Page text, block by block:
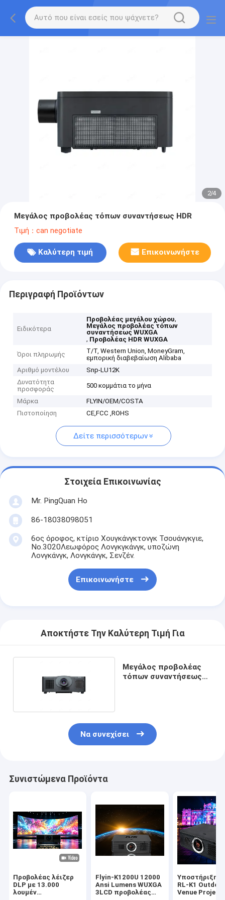
2/4
Μεγάλος προβολέας τόπων συναντήσεως HDR
Τιμή：can negotiate
Καλύτερη τιμή Επικοινωνήστε
Περιγραφή Προϊόντων
Ειδικότερα
Προβολέας μεγάλου χώρου,
Μεγάλος προβολέας τόπων
συναντήσεως WUXGA
, Προβολέας HDR WUXGA
Όροι πληρωμής
T/T, Western Union, MoneyGram,
εμπορική διαβεβαίωση Alibaba
Αριθμό μοντέλου
Snp-LU12K
Δυνατότητα
προσφοράς
500 κομμάτια το μήνα
Μάρκα
FLYIN/OEM/COSTA
Πιστοποίηση
CE,FCC ,ROHS
Δείτε περισσότερων
Στοιχεία Επικοινωνίας
Mr. PingQuan Ho
86-18038098051
6ος όροφος, κτίριο Χουγκάνγκτονγκ Τσουάνγκγιε,
Νο.3020Λεωφόρος Λονγκγκάνγκ, υποζώνη
Λονγκάνγκ, Λονγκάνγκ, Σενζέν.
Επικοινωνήστε
Αποκτήστε Την Καλύτερη Τιμή Για
Μεγάλος προβολέας
τόπων συναντήσεως
Να συνεχίσει
Συνιστώμενα Προϊόντα
Προβολέας λέιζερ
DLP με 13.000
λουμέν
Flyin-K1200U 12000
Ansi Lumens WUXGA
3LCD προβολέας
Υποστήριξη
RL-K1
Venue